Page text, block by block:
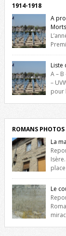
1914-1918
A
biographique veut
France durant ce
constituée des
l’Hôtel de Ville, du
Liste
A – B
–
pour
ROMANS PHOTOS
La
maison construite
fenêtres jumelles à
niche qui contient
Le